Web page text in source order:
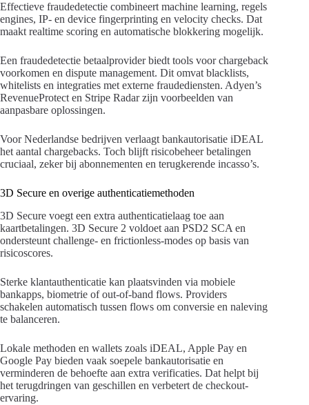
Effectieve fraudedetectie combineert machine learning, regels
engines, IP- en device fingerprinting en velocity checks. Dat
maakt realtime scoring en automatische blokkering mogelijk.
Een fraudedetectie betaalprovider biedt tools voor chargeback
voorkomen en dispute management. Dit omvat blacklists,
whitelists en integraties met externe fraudediensten. Adyen’s
RevenueProtect en Stripe Radar zijn voorbeelden van
aanpasbare oplossingen.
Voor Nederlandse bedrijven verlaagt bankautorisatie iDEAL
het aantal chargebacks. Toch blijft risicobeheer betalingen
cruciaal, zeker bij abonnementen en terugkerende incasso’s.
3D Secure en overige authenticatiemethoden
3D Secure voegt een extra authenticatielaag toe aan
kaartbetalingen. 3D Secure 2 voldoet aan PSD2 SCA en
ondersteunt challenge- en frictionless-modes op basis van
risicoscores.
Sterke klantauthenticatie kan plaatsvinden via mobiele
bankapps, biometrie of out-of-band flows. Providers
schakelen automatisch tussen flows om conversie en naleving
te balanceren.
Lokale methoden en wallets zoals iDEAL, Apple Pay en
Google Pay bieden vaak soepele bankautorisatie en
verminderen de behoefte aan extra verificaties. Dat helpt bij
het terugdringen van geschillen en verbetert de checkout-
ervaring.